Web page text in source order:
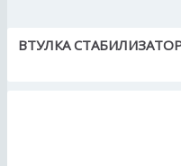
ВТУЛКА